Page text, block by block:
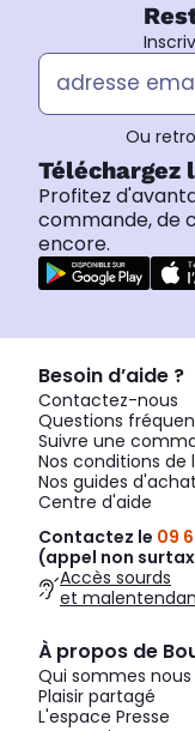
Ou
Téléchargez
Profitez
commande, de
encore.
Besoin d’aide ?
Contactez-nous
Questions
Suivre une
Nos conditions de
Nos guides d'achat
Centre d'aide
Contactez le 09
(appel non
Accès sourds
et
À propos de
Qui sommes nous
Plaisir partagé
L'espace Presse